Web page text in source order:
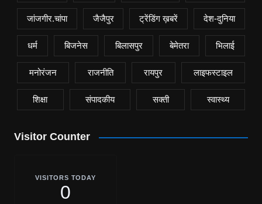
जांजगीर.चांपा जैजैपुर ट्रेंडिंग ख़बरें देश-दुनिया
धर्म बिजनेस बिलासपुर बेमेतरा भिलाई
मनोरंजन राजनीति रायपुर लाइफस्टाइल
शिक्षा संपादकीय सक्ती स्वास्थ्य
Visitor Counter
VISITORS TODAY
0